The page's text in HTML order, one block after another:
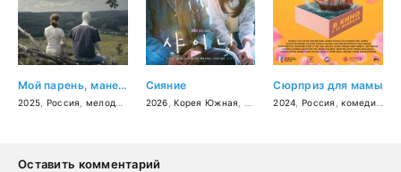
Мой парень, манекен
2025 Россия мелодрама ,фэнтези
Сияние
2026 ,Корея Южная мелодрама
Сюрприз для мамы
2024 Россия ,комедия
Оставить комментарий